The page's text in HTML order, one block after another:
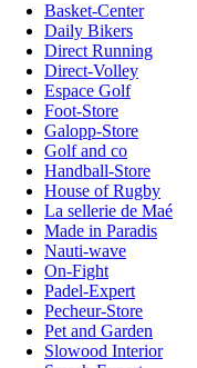
Basket-Center
Daily Bikers
Direct Running
Direct-Volley
Espace Golf
Foot-Store
Galopp-Store
Golf and co
Handball-Store
House of Rugby
La sellerie de Maé
Made in Paradis
Nauti-wave
On-Fight
Padel-Expert
Pecheur-Store
Pet and Garden
Slowood Interior